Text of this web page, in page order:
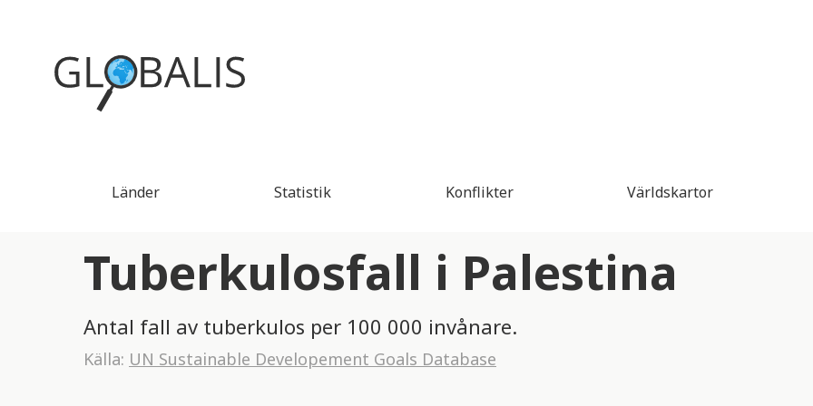
Länder Statistik Konflikter Världskartor
Tuberkulosfall i Palestina
Antal fall av tuberkulos per 100 000 invånare.
Källa: UN Sustainable Developement Goals Database